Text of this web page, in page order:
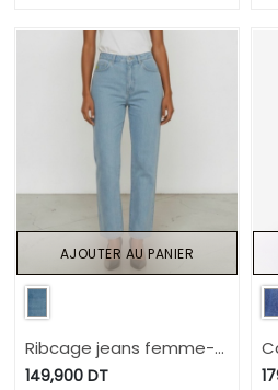
Ribcage jeans femme-
RAYA 2.0
149,900DT
AJOUTER AU PANIER